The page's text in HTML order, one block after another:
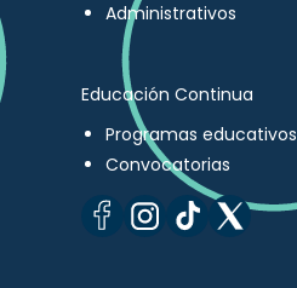
Administrativos
Educación Continua
Programas educativos
Convocatorias